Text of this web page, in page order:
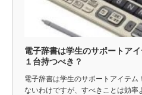
電子辞書は学生のサポートア
１台持つべき？
電子辞書は学生のサポートアイテ
ないわけですが、すべきことは効率